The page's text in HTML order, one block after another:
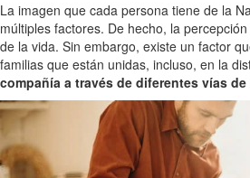
La imagen que cada persona tiene de la
múltiples factores. De hecho, la
de la vida. Sin embargo, existe un factor
familias que están unidas, incluso, en la
compañía a través de diferentes vías